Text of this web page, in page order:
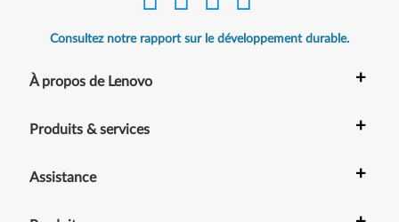
Consultez notre rapport sur le développement durable.
À propos de Lenovo +
Produits & services +
Assistance +